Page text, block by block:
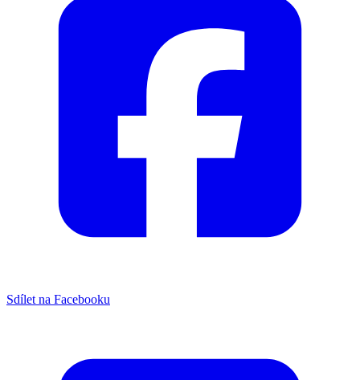
Sdílet na Facebooku